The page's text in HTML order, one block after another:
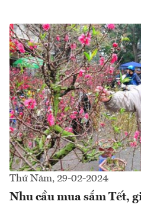
Thứ Năm, 29-02-2024
Nhu cầu mua sắm Tết,